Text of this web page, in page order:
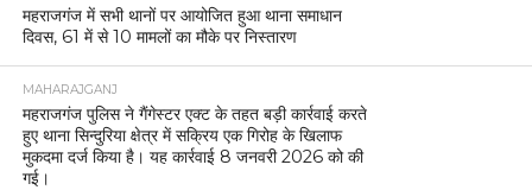
महराजगंज में सभी थानों पर आयोजित हुआ थाना समाधान
दिवस, 61 में से 10 मामलों का मौके पर निस्तारण
MAHARAJGANJ
महराजगंज पुलिस ने गैंगेस्टर एक्ट के तहत बड़ी कार्रवाई करते
हुए थाना सिन्दुरिया क्षेत्र में सक्रिय एक गिरोह के खिलाफ
मुकदमा दर्ज किया है। यह कार्रवाई 8 जनवरी 2026 को की
गई।